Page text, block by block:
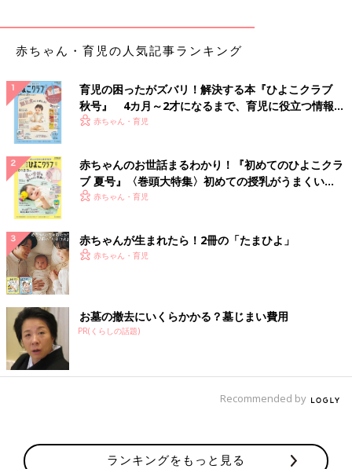
赤ちゃん・育児の人気記事ランキング
育児の困ったがズバリ！解決する本『ひよこクラブ
秋号』 4カ月～2才になるまで、育児に役立つ情報が
いっぱい！
赤ちゃん・育児
赤ちゃんのお世話まるわかり！『初めてのひよこクラ
ブ 夏号』〈巻頭大特集〉初めての授乳がうまくい
く！ おっぱい・ミルクの基本と夏のトラブル 解決テ
赤ちゃん・育児
赤ちゃんが生まれたら！2冊の「たまひよ」
赤ちゃん・育児
お墓の撤去にいくらかかる？墓じまい費用
PR(くらしの話題)
Recommended by
ランキングをもっと見る